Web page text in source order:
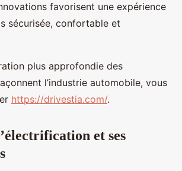
favorisent une expérience
sécurisée, confortable et
plus approfondie des
l’industrie automobile, vous
https://drivestia.com/.
et ses